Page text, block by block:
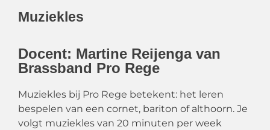
Muziekles
Docent: Martine Reijenga van
Brassband Pro Rege
Muziekles bij Pro Rege betekent: het leren
bespelen van een cornet, bariton of althoorn. Je
volgt muziekles van 20 minuten per week